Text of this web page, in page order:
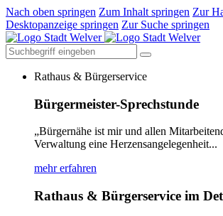
Nach oben springen Zum Inhalt springen Zur
Desktopanzeige springen Zur Suche springen
Rathaus & Bürgerservice
Bürgermeister-Sprechstunde
„Bürgernähe ist mir und allen
Verwaltung eine Herzensangelegenheit...
mehr erfahren
Rathaus & Bürgerservice im